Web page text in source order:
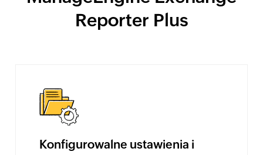
Reporter Plus
Konfigurowalne ustawienia i